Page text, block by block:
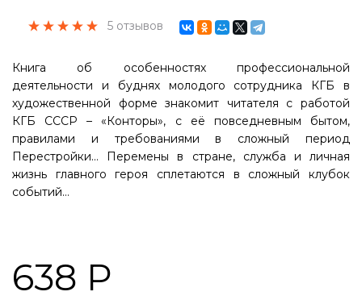
5 отзывов
Книга об особенностях профессиональной
деятельности и буднях молодого сотрудника КГБ в
художественной форме знакомит читателя с работой
КГБ СССР – «Конторы», с её повседневным бытом,
правилами и требованиями в сложный период
Перестройки… Перемены в стране, служба и личная
жизнь главного героя сплетаются в сложный клубок
событий…
638 Р